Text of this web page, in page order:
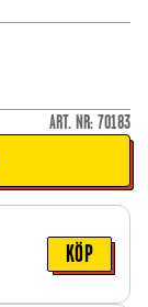
ART. NR: 70183
KÖP